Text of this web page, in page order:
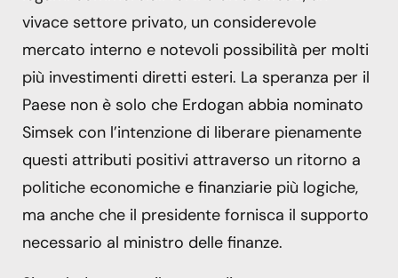
vivace settore privato, un considerevole
mercato interno e notevoli possibilità per molti
più investimenti diretti esteri. La speranza per il
Paese non è solo che Erdogan abbia nominato
Simsek con l’intenzione di liberare pienamente
questi attributi positivi attraverso un ritorno a
politiche economiche e finanziarie più logiche,
ma anche che il presidente fornisca il supporto
necessario al ministro delle finanze.